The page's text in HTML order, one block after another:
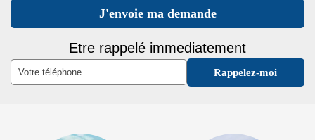
Etre rappelé immediatement